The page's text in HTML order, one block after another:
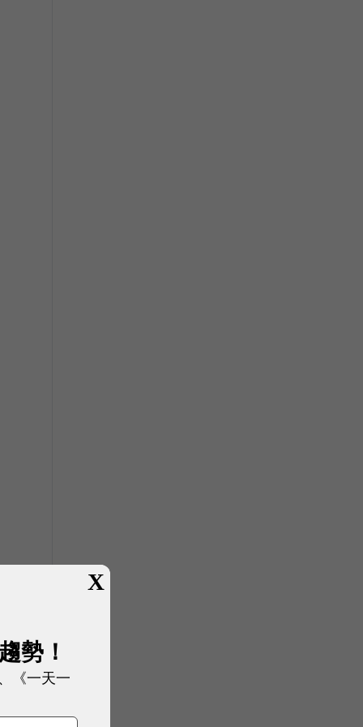
X
勢！
《一天一